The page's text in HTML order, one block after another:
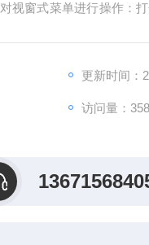
视窗式菜单进行操作：
更新时间：
访问量：